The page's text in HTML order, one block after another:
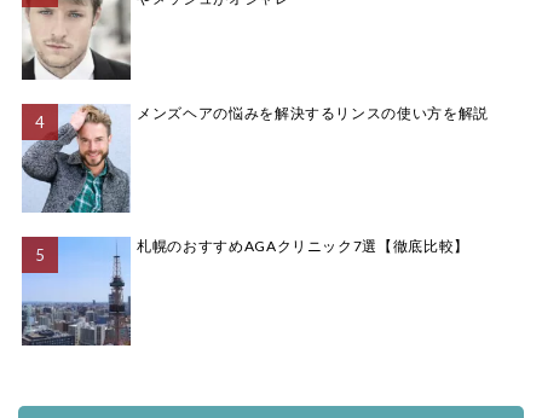
メンズヘアの悩みを解決するリンスの使い方を解説
札幌のおすすめAGAクリニック7選【徹底比較】